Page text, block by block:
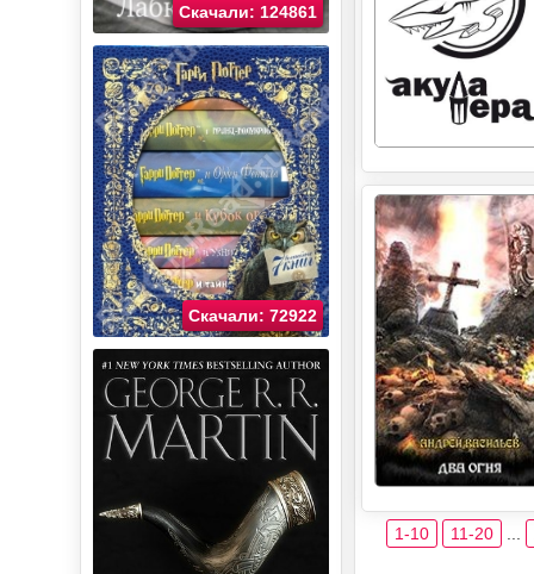
1-10 11-20
Скачали: 124861
Скачали: 72922